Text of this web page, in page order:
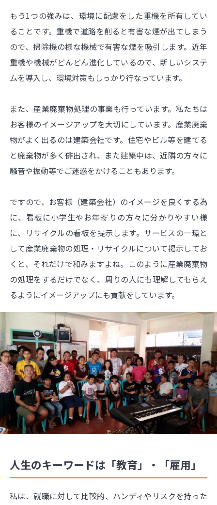
もう1つの強みは、環境に配慮をした重機を所有してい
ることです。重機で道路を削ると有害な煙が出てしまう
ので、掃除機の様な機械で有害な煙を吸引します。近年
重機や機械がどんどん進化しているので、新しいシステ
ムを導入し、環境対策もしっかり行なっています。
また、産業廃棄物処理の事業も行っています。私たちは
お客様のイメージアップを大切にしています。産業廃棄
物がよく出るのは建築会社です。住宅やビル等を建てる
と廃棄物が多く俳出され、また建築中は、近隣の方々に
騒音や振動等でご迷惑をかけることもあります。
ですので、お客様（建築会社）のイメージを良くする為
に、看板に小学生やお年寄りの方々に分かりやすい様
に、リサイクルの看板を提示します。サービスの一環と
して産業廃棄物の処理・リサイクルについて掲示してお
くと、それだけで和みますよね。このように産業廃棄物
の処理をするだけでなく、周りの人にも理解してもらえ
るようにイメージアップにも貢献をしています。
人生のキーワードは「教育」・「雇用」
私は、就職に対して比較的、ハンディやリスクを持った